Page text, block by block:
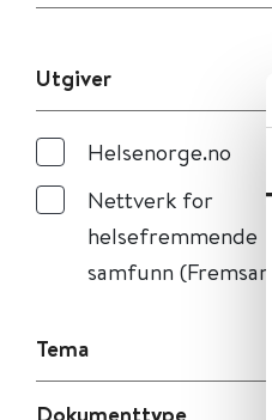
Utgiver
Helsenorge.no
Nettverk for
helsefremmende
samfunn (Fremsam)
Tema